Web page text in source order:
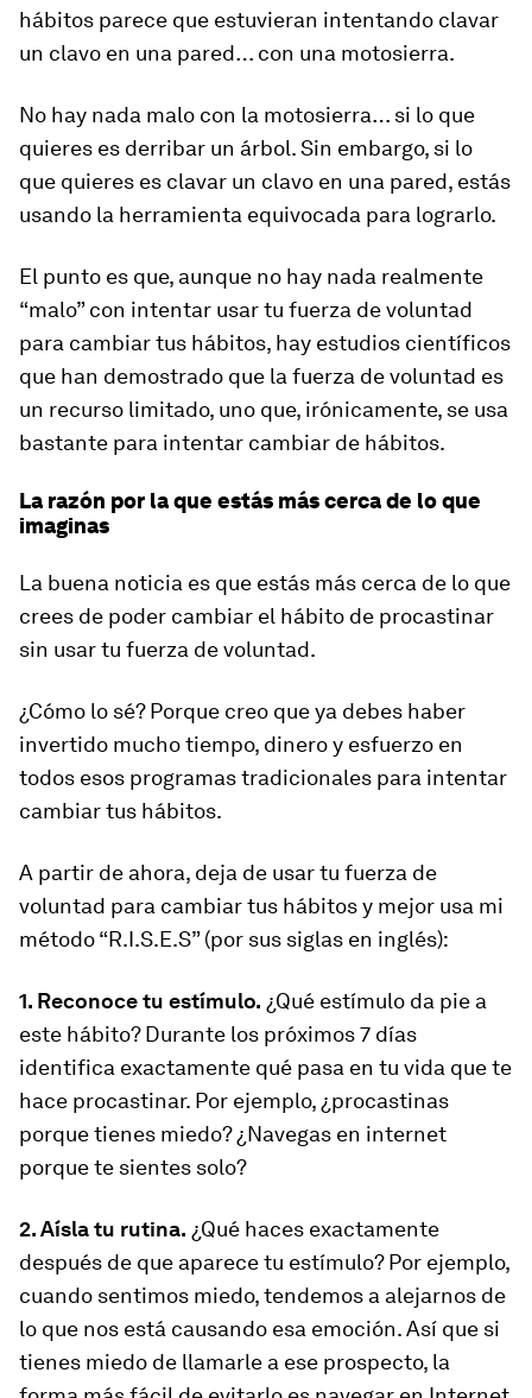
hábitos parece que estuvieran intentando clavar
un clavo en una pared… con una motosierra.
No hay nada malo con la motosierra… si lo que
quieres es derribar un árbol. Sin embargo, si lo
que quieres es clavar un clavo en una pared, estás
usando la herramienta equivocada para lograrlo.
El punto es que, aunque no hay nada realmente
“malo” con intentar usar tu fuerza de voluntad
para cambiar tus hábitos, hay estudios científicos
que han demostrado que la fuerza de voluntad es
un recurso limitado, uno que, irónicamente, se usa
bastante para intentar cambiar de hábitos.
La razón por la que estás más cerca de lo que
imaginas
La buena noticia es que estás más cerca de lo que
crees de poder cambiar el hábito de procastinar
sin usar tu fuerza de voluntad.
¿Cómo lo sé? Porque creo que ya debes haber
invertido mucho tiempo, dinero y esfuerzo en
todos esos programas tradicionales para intentar
cambiar tus hábitos.
A partir de ahora, deja de usar tu fuerza de
voluntad para cambiar tus hábitos y mejor usa mi
método “R.I.S.E.S” (por sus siglas en inglés):
1. Reconoce tu estímulo. ¿Qué estímulo da pie a
este hábito? Durante los próximos 7 días
identifica exactamente qué pasa en tu vida que te
hace procastinar. Por ejemplo, ¿procastinas
porque tienes miedo? ¿Navegas en internet
porque te sientes solo?
2. Aísla tu rutina. ¿Qué haces exactamente
después de que aparece tu estímulo? Por ejemplo,
cuando sentimos miedo, tendemos a alejarnos de
lo que nos está causando esa emoción. Así que si
tienes miedo de llamarle a ese prospecto, la